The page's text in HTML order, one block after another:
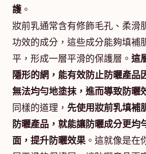
護。
妝前乳通常含有修飾毛孔、柔滑
功效的成分，這些成分能夠填補
平，形成一層平滑的保護層。 這
隱形的網，能有效防止防曬產品
無法均勻地塗抹，進而導致防曬
同樣的道理， 先使用妝前乳填補
防曬產品，就能讓防曬成分更均
面，提升防曬效果。這就像是在